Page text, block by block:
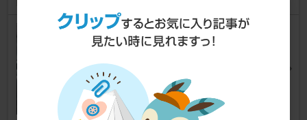
純正加工品 ドアポケット？カー
ボン調
スカイラインクーペ
ムラムラGTさん